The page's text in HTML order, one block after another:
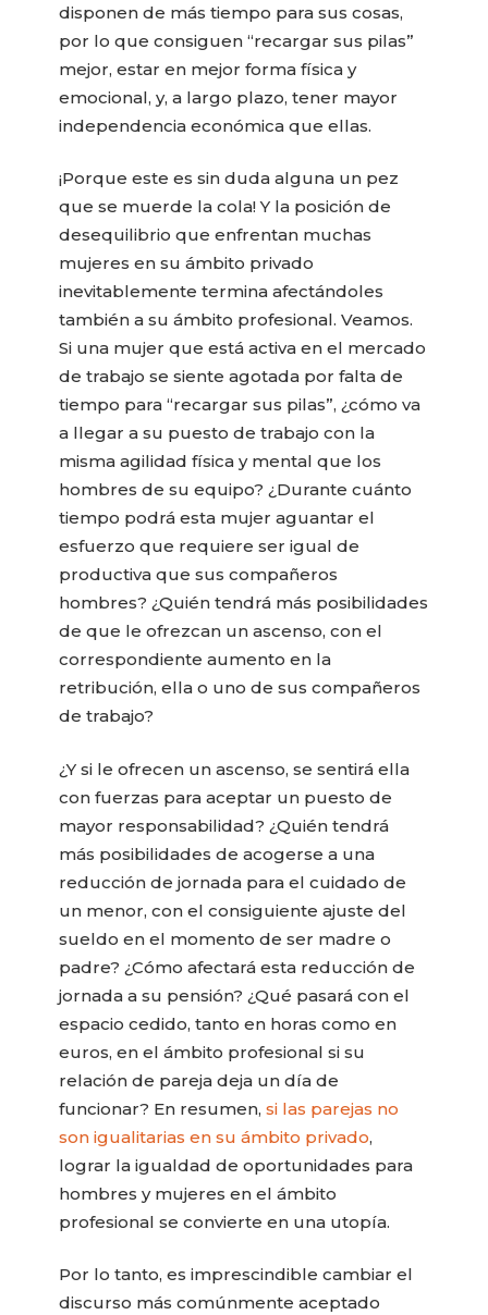
disponen de más tiempo para sus cosas,
por lo que consiguen “recargar sus pilas”
mejor, estar en mejor forma física y
emocional, y, a largo plazo, tener mayor
independencia económica que ellas.
¡Porque este es sin duda alguna un pez
que se muerde la cola! Y la posición de
desequilibrio que enfrentan muchas
mujeres en su ámbito privado
inevitablemente termina afectándoles
también a su ámbito profesional. Veamos.
Si una mujer que está activa en el mercado
de trabajo se siente agotada por falta de
tiempo para “recargar sus pilas”, ¿cómo va
a llegar a su puesto de trabajo con la
misma agilidad física y mental que los
hombres de su equipo? ¿Durante cuánto
tiempo podrá esta mujer aguantar el
esfuerzo que requiere ser igual de
productiva que sus compañeros
hombres? ¿Quién tendrá más posibilidades
de que le ofrezcan un ascenso, con el
correspondiente aumento en la
retribución, ella o uno de sus compañeros
de trabajo?
¿Y si le ofrecen un ascenso, se sentirá ella
con fuerzas para aceptar un puesto de
mayor responsabilidad? ¿Quién tendrá
más posibilidades de acogerse a una
reducción de jornada para el cuidado de
un menor, con el consiguiente ajuste del
sueldo en el momento de ser madre o
padre? ¿Cómo afectará esta reducción de
jornada a su pensión? ¿Qué pasará con el
espacio cedido, tanto en horas como en
euros, en el ámbito profesional si su
relación de pareja deja un día de
funcionar? En resumen,si las parejas no
son igualitarias en su ámbito privado,
lograr la igualdad de oportunidades para
hombres y mujeres en el ámbito
profesional se convierte en una utopía.
Por lo tanto, es imprescindible cambiar el
discurso más comúnmente aceptado